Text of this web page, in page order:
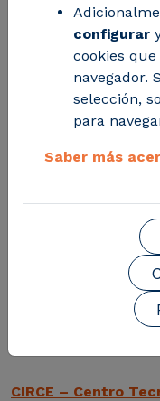
El nuevo Clúster
ha
meses de trabajo,
nueva alianza
pretende acelerar
CIRCE – Centro
configurar
cookies
navegador.
selección,
para
Saber más